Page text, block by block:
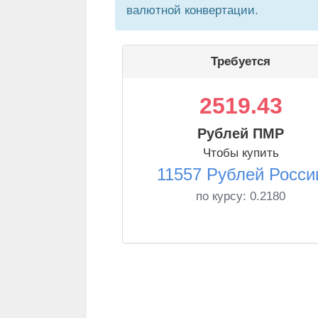
валютной конвертации.
Требуется
2519.43
Рублей ПМР
Чтобы купить
11557 Рублей
по курсу: 0.2180